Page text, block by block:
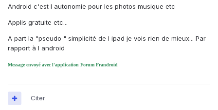
Android c'est l autonomie pour les photos musique etc
Applis gratuite etc...
A part la "pseudo " simplicité de l ipad je vois rien de mieux... Par
rapport à l android
Message envoyé avec l'application Forum Frandroid
Citer